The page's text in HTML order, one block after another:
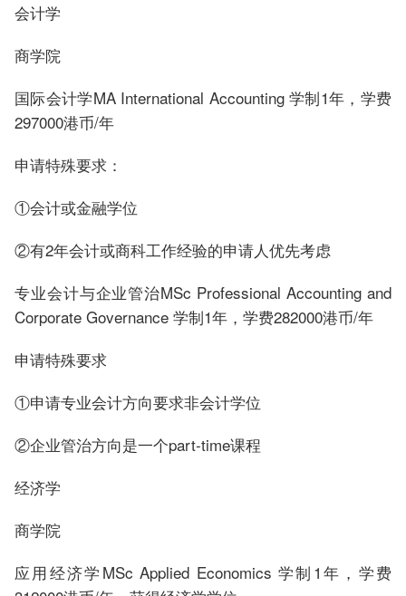
会计学
商学院
国际会计学MA International Accounting 学制1年，学费
297000港币/年
申请特殊要求：
①会计或金融学位
②有2年会计或商科工作经验的申请人优先考虑
专业会计与企业管治MSc Professional Accounting and
Corporate Governance 学制1年，学费282000港币/年
申请特殊要求
①申请专业会计方向要求非会计学位
②企业管治方向是一个part-time课程
经济学
商学院
应用经济学MSc Applied Economics 学制1年，学费